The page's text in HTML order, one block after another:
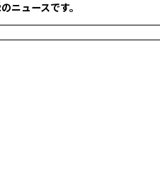
ュースです。